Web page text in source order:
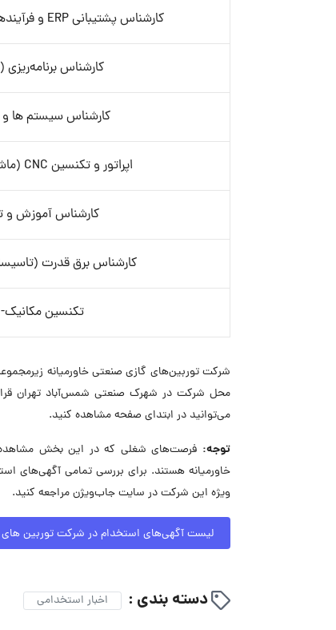
کارشناس پشتیبانی ERP و فرآیندهای مکانیزه (BPMS)
کارشناس
کارشناس سیستم ها
اپراتور و تکنسین CNC (ماشین ابزار)- آقا
کارشناس آموزش و
کارشناس برق قدرت
تکنسین مکانیک-
محل شرکت در شهرک صنعتی شمس‌آباد تهران
می‌توانید در ابتدای صفحه مشاهده کنید.
توجه: فرصت‌های شغلی که در این بخش مشاهده
خاورمیانه هستند. برای بررسی تمامی آگهی‌های
ویژه این شرکت در سایت جاب‌ویژن مراجعه کنید.
لیست آگهی‌های استخدام در شرکت توربین های
دسته بندی : اخبار استخدامی